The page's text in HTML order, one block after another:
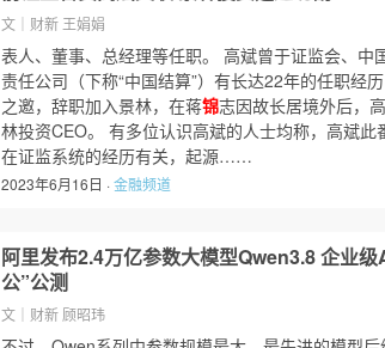
文｜财新 王娟娟
表人、董事、总经理等任职。 高斌曾于证监会、中
责任公司（下称“中国结算”）有长达22年的任职经
之邀，辞职加入景林，在蒋锦志因故长居境外后，
林投资CEO。 有多位认识高斌的人士均称，高斌此
在证监系统的经历有关，起源……
2023年6月16日 ·金融频道
阿里发布2.4万亿参数大模型Qwen3.8 企业
公”公测
文｜财新 顾昭玮